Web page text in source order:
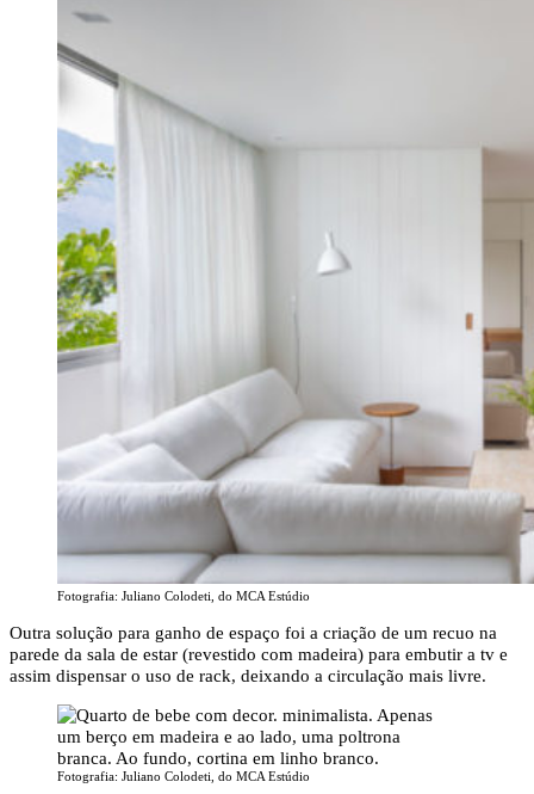
Fotografia: Juliano Colodeti, do MCA Estúdio
Outra solução para ganho de espaço foi a criação de um recuo na
parede da sala de estar (revestido com madeira) para embutir a tv e
assim dispensar o uso de rack, deixando a circulação mais livre.
Fotografia: Juliano Colodeti, do MCA Estúdio